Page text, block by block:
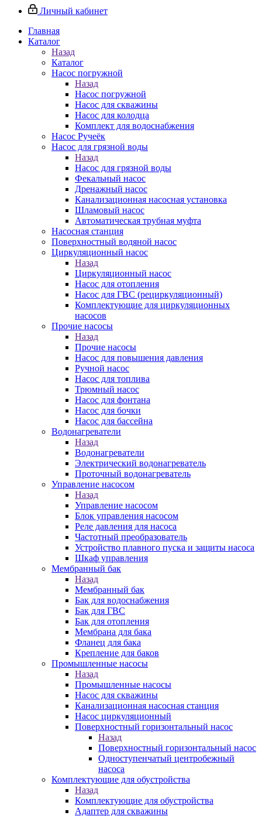
Личный кабинет
Главная
Каталог
Назад
Каталог
Насос погружной
Назад
Насос погружной
Насос для скважины
Насос для колодца
Комплект для водоснабжения
Насос Ручеёк
Насос для грязной воды
Назад
Насос для грязной воды
Фекальный насос
Дренажный насос
Канализационная насосная установка
Шламовый насос
Автоматическая трубная муфта
Насосная станция
Поверхностный водяной насос
Циркуляционный насос
Назад
Циркуляционный насос
Насос для отопления
Насос для ГВС (рециркуляционный)
Комплектующие для циркуляционных
насосов
Прочие насосы
Назад
Прочие насосы
Насос для повышения давления
Ручной насос
Насос для топлива
Трюмный насос
Насос для фонтана
Насос для бочки
Насос для бассейна
Водонагреватели
Назад
Водонагреватели
Электрический водонагреватель
Проточный водонагреватель
Управление насосом
Назад
Управление насосом
Блок управления насосом
Реле давления для насоса
Частотный преобразователь
Устройство плавного пуска и защиты насоса
Шкаф управления
Мембранный бак
Назад
Мембранный бак
Бак для водоснабжения
Бак для ГВС
Бак для отопления
Мембрана для бака
Фланец для бака
Крепление для баков
Промышленные насосы
Назад
Промышленные насосы
Насос для скважины
Канализационная насосная станция
Насос циркуляционный
Поверхностный горизонтальный насос
Назад
Поверхностный горизонтальный насос
Одноступенчатый центробежный
насоса
Комплектующие для обустройства
Назад
Комплектующие для обустройства
Адаптер для скважины